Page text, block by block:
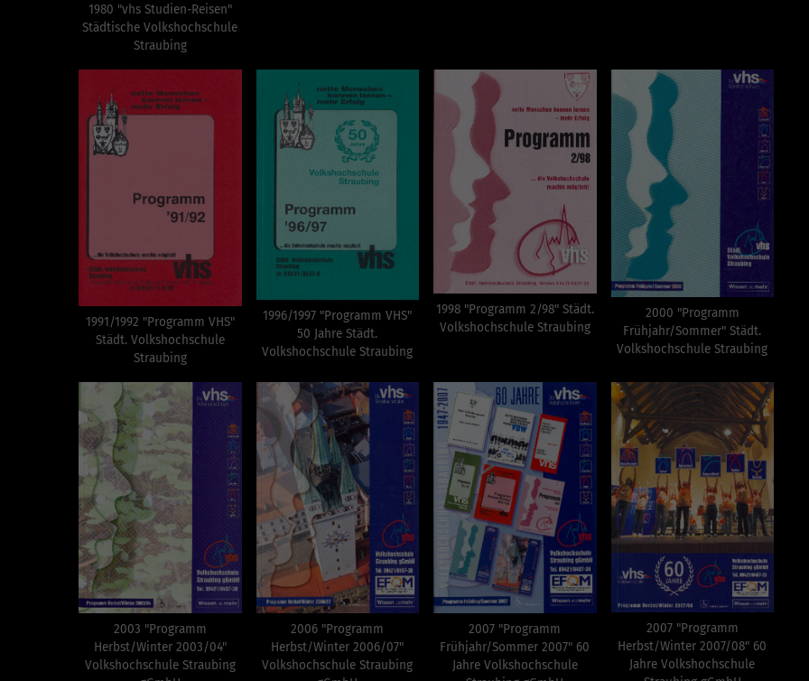
1980 "vhs Studien-Reisen"
Städtische Volkshochschule
Straubing
1991/1992 "Programm VHS"
Städt. Volkshochschule
Straubing
1996/1997 "Programm VHS"
50 Jahre Städt.
Volkshochschule Straubing
1998 "Programm 2/98" Städt.
Volkshochschule Straubing
2000 "Programm
Frühjahr/Sommer" Städt.
Volkshochschule Straubing
2003 "Programm
Herbst/Winter 2003/04"
Volkshochschule Straubing
2006 "Programm
Herbst/Winter 2006/07"
Volkshochschule Straubing
2007 "Programm
Frühjahr/Sommer 2007" 60
Jahre Volkshochschule
2007 "Programm
Herbst/Winter 2007/08" 60
Jahre Volkshochschule